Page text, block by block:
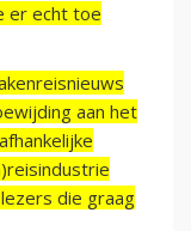
er echt toe
aan het
die graag